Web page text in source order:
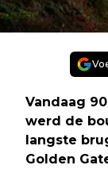
Vandaag
werd de
langste
Golden